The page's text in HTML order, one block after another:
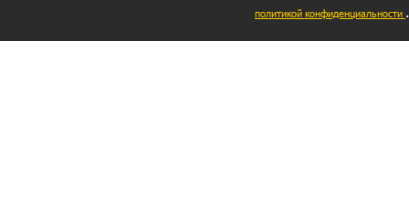
политикой конфиденциальности